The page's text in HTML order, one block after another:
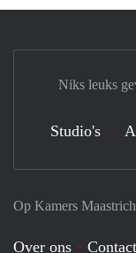
Op Kamers
Over ons Contact
Niks leuks
Studio's